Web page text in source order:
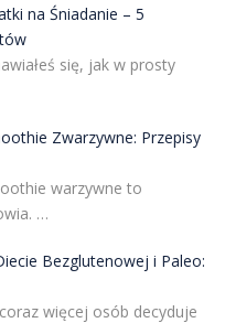
na Śniadanie – 5
się, jak w prosty
Zwarzywne: Przepisy
warzywne to
…
Bezglutenowej i Paleo:
więcej osób decyduje